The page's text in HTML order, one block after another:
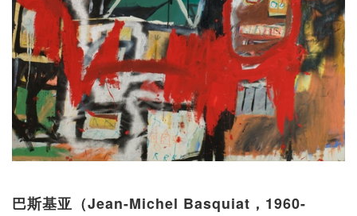
巴斯基亚（Jean-Michel Basquiat，1960-